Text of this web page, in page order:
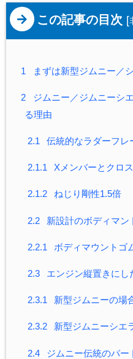
この記事の目次 [
1 まずは新型ジムニー／
2
ジムニー／ジムニーシ
る理由
2.1 伝統的なラダーフレ
2.1.1 Xメンバーとクロ
2.1.2 ねじり剛性1.5倍
2.2 新設計のボディマン
2.2.1 ボディマウントゴ
2.3 エンジン縦置きにし
2.3.1 新型ジムニーの場
2.3.2 新型ジムニーシエ
2.4 ジムニー伝統のパー